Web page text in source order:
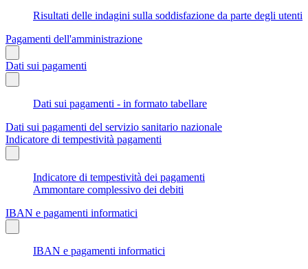
Risultati delle indagini sulla soddisfazione da parte degli utenti
Pagamenti dell'amministrazione
Dati sui pagamenti
Dati sui pagamenti - in formato tabellare
Dati sui pagamenti del servizio sanitario nazionale
Indicatore di tempestività pagamenti
Indicatore di tempestività dei pagamenti
Ammontare complessivo dei debiti
IBAN e pagamenti informatici
IBAN e pagamenti informatici